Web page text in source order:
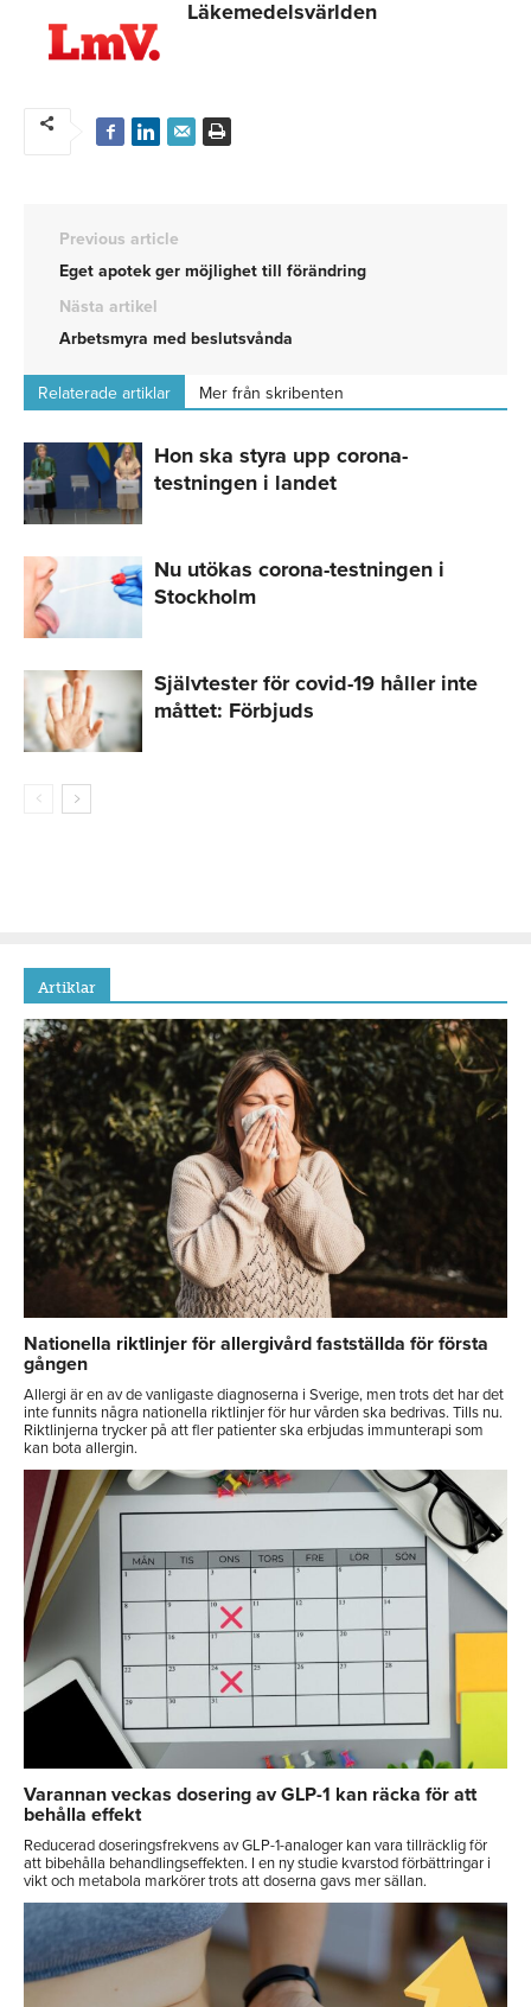
Läkemedelsvärlden
Previous article
Eget apotek ger möjlighet till förändring
Nästa artikel
Arbetsmyra med beslutsvånda
Relaterade artiklar Mer från skribenten
Hon ska styra upp corona-
testningen i landet
Nu utökas corona-testningen i
Stockholm
Självtester för covid-19 håller inte
måttet: Förbjuds
Artiklar
Nationella riktlinjer för allergivård fastställda för första
gången
Allergi är en av de vanligaste diagnoserna i Sverige, men trots det har det
inte funnits några nationella riktlinjer för hur vården ska bedrivas. Tills nu.
Riktlinjerna trycker på att fler patienter ska erbjudas immunterapi som
kan bota allergin.
Varannan veckas dosering av GLP-1 kan räcka för att
behålla effekt
Reducerad doseringsfrekvens av GLP-1-analoger kan vara tillräcklig för
att bibehålla behandlingseffekten. I en ny studie kvarstod förbättringar i
vikt och metabola markörer trots att doserna gavs mer sällan.